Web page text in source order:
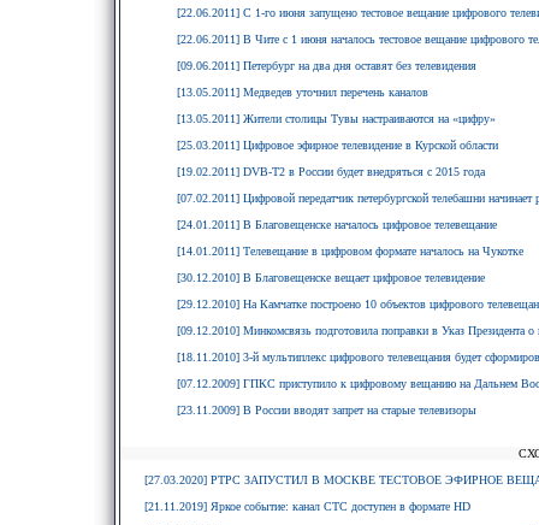
[22.06.2011] С 1-го июня запущено тестовое вещание цифрового
[22.06.2011] В Чите с 1 июня началось тестовое вещание цифрового
[09.06.2011] Петербург на два дня оставят без телевидения
[13.05.2011] Медведев уточнил перечень каналов
[13.05.2011] Жители столицы Тувы настраиваются на «цифру»
[25.03.2011] Цифровое эфирное телевидение в Курской области
[19.02.2011] DVB-T2 в России будет внедряться с 2015 года
[07.02.2011] Цифровой передатчик петербургской телебашни
[24.01.2011] В Благовещенске началось цифровое телевещание
[14.01.2011] Телевещание в цифровом формате началось на Чукотке
[30.12.2010] В Благовещенске вещает цифровое телевидение
[29.12.2010] На Камчатке построено 10 объектов цифрового
[09.12.2010] Минкомсвязь подготовила поправки в Указ Президента
[18.11.2010] 3-й мультиплекс цифрового телевещания будет
[07.12.2009] ГПКС приступило к цифровому вещанию на Дальнем
[23.11.2009] В России вводят запрет на старые телевизоры
[27.03.2020] РТРС ЗАПУСТИЛ В МОСКВЕ ТЕСТОВОЕ ЭФИРНОЕ
[21.11.2019] Яркое событие: канал СТС доступен в формате HD